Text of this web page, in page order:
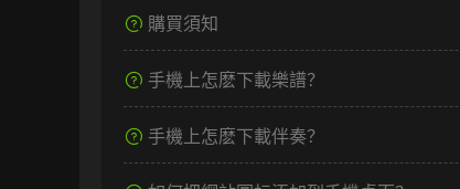
購買須知
手機上怎麽下載樂譜？
手機上怎麽下載伴奏？